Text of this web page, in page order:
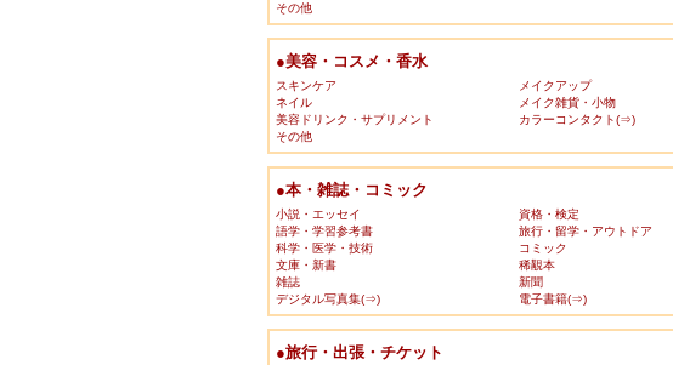
その他
●美容・コスメ・香水
スキンケア メイクアップ
ネイル
メイク雑貨・小物
美容ドリンク・サプリメント
カラーコンタクト(⇒)
その他
●本・雑誌・コミック
小説・エッセイ 資格・検定
語学・学習参考書
旅行・留学・アウトドア
科学・医学・技術
コミック
文庫・新書
稀覯本
雑誌
新聞
デジタル写真集(⇒)
電子書籍(⇒)
●旅行・出張・チケット